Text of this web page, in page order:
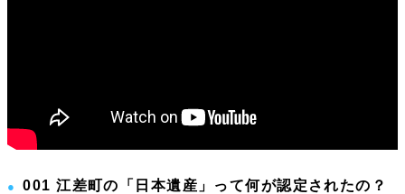
001 江差町の「日本遺産」って何が認定されたの？